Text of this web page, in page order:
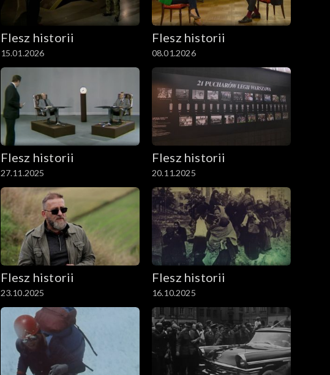
Flesz historii
15.01.2026
Flesz historii
08.01.2026
Flesz historii
27.11.2025
Flesz historii
20.11.2025
Flesz historii
23.10.2025
Flesz historii
16.10.2025